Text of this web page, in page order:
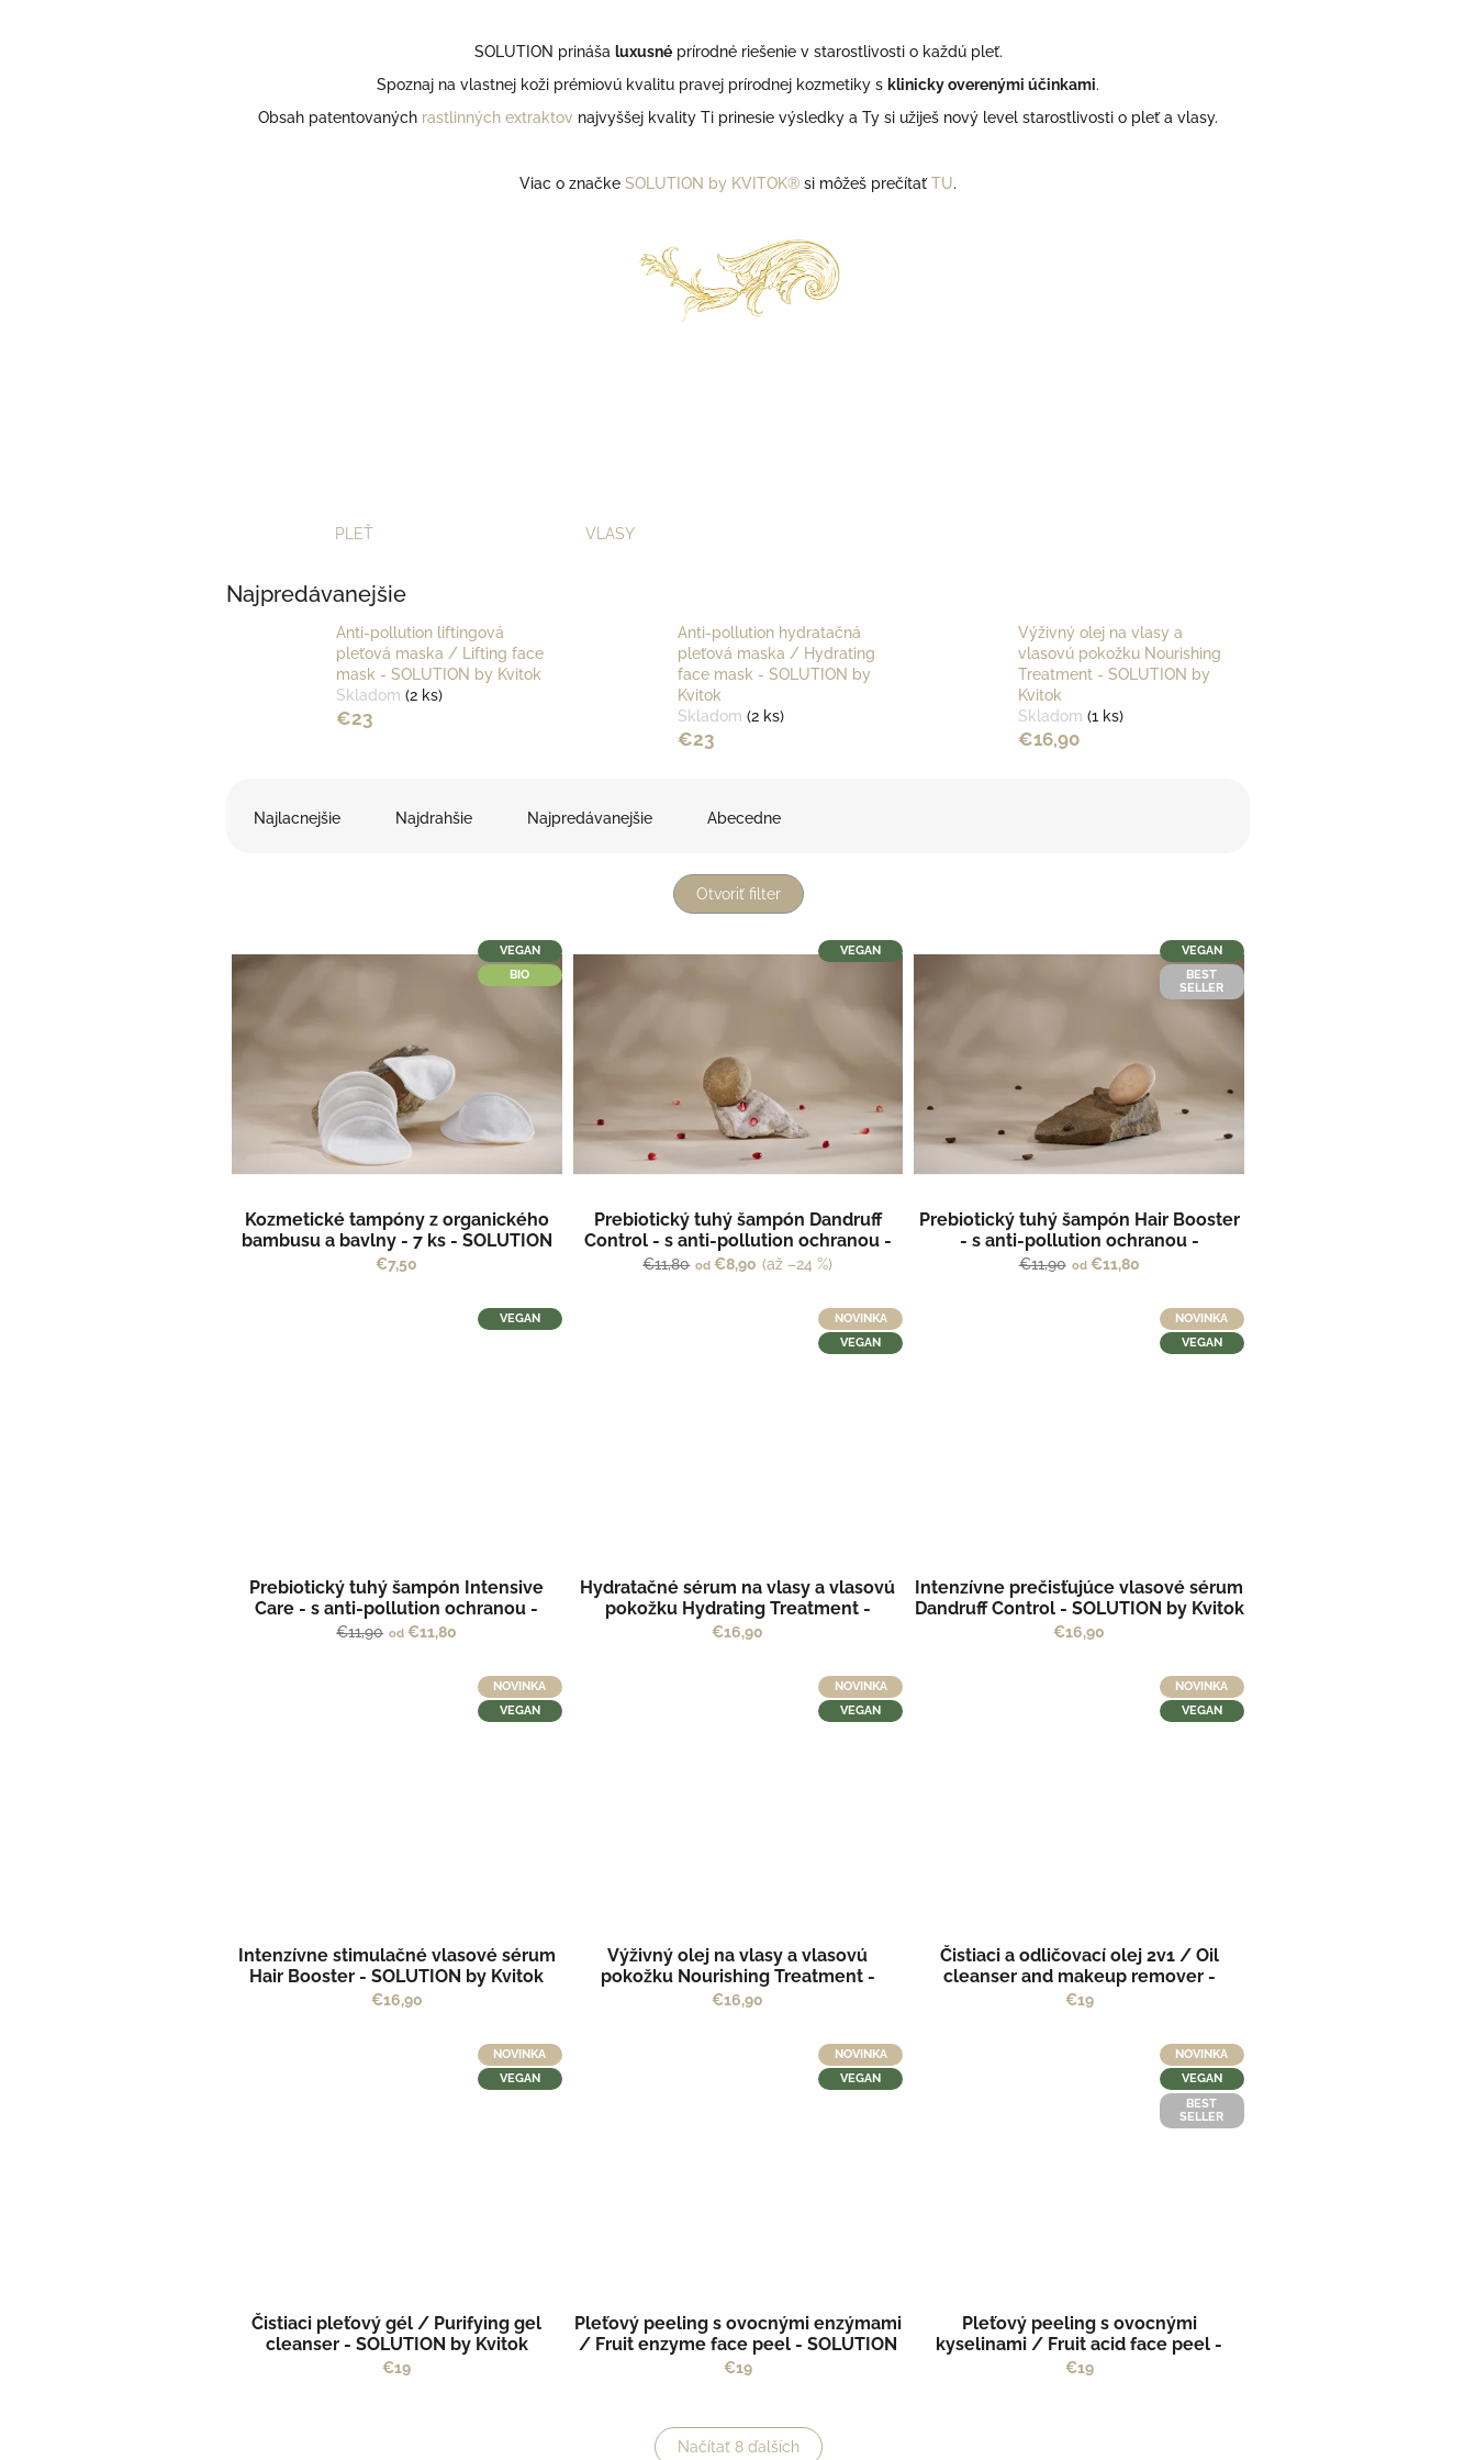
SOLUTION prináša luxusnéprírodné riešenie v starostlivosti o každú pleť.
Spoznaj na vlastnej koži prémiovú kvalitu pravej prírodnej kozmetiky s klinicky overenými účinkami.
Obsah patentovaných rastlinných extraktov najvyššej kvality Ti prinesie výsledky a Ty si užiješ nový level starostlivosti o pleť a vlasy.
Viac o značke SOLUTION by KVITOK® si môžeš prečítaťTU.
PLEŤ VLASY
Najpredávanejšie
Anti-pollution liftingová
pleťová maska / Lifting face
mask - SOLUTION by Kvitok
Skladom (2 ks)
€23
Anti-pollution hydratačná
pleťová maska / Hydrating
face mask - SOLUTION by
Kvitok
Skladom (2 ks)
€23
Výživný olej na vlasy a
vlasovú pokožku Nourishing
Treatment - SOLUTION by
Kvitok
Skladom(1 ks)
€16,90
p
o
Najlacnejšie Najdrahšie Najpredávanejšie Abecedne
Otvoriť filter
r
VEGAN
BIO
Kozmetické tampóny z organického
bambusu a bavlny - 7 ks - SOLUTION
by Kvitok
€7,50
VEGAN
Prebiotický tuhý šampón Dandruff
Control - s anti-pollution ochranou -
SOLUTION by Kvitok
€11,80 od €8,90 (až –24 %)
VEGAN
BEST
SELLER
Prebiotický tuhý šampón Hair Booster
- s anti-pollution ochranou -
SOLUTION by Kvitok
€11,90 od€11,80
VEGAN
Prebiotický tuhý šampón Intensive
Care - s anti-pollution ochranou -
SOLUTION by Kvitok
€11,90 od €11,80
NOVINKA
VEGAN
Hydratačné sérum na vlasy a vlasovú
pokožku Hydrating Treatment -
SOLUTION by Kvitok
€16,90
NOVINKA
VEGAN
Intenzívne prečisťujúce vlasové sérum
Dandruff Control - SOLUTION by Kvitok
€16,90
NOVINKA
VEGAN
Intenzívne stimulačné vlasové sérum
Hair Booster - SOLUTION by Kvitok
€16,90
NOVINKA
VEGAN
Výživný olej na vlasy a vlasovú
pokožku Nourishing Treatment -
SOLUTION by Kvitok
€16,90
NOVINKA
VEGAN
Čistiaci a odličovací olej 2v1 / Oil
cleanser and makeup remover -
SOLUTION by Kvitok
€19
NOVINKA
VEGAN
Čistiaci pleťový gél / Purifying gel
cleanser - SOLUTION by Kvitok
€19
NOVINKA
VEGAN
Pleťový peeling s ovocnými enzýmami
/ Fruit enzyme face peel - SOLUTION
by Kvitok
€19
NOVINKA
VEGAN
BEST
SELLER
Pleťový peeling s ovocnými
kyselinami / Fruit acid face peel -
SOLUTION by Kvitok
€19
Načítať 8 ďalších